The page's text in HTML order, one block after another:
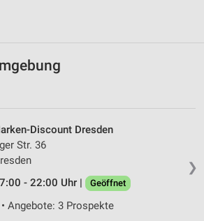
❯
Discount Dresden
Str. 36
- 22:00 Uhr |
Geöffnet
Angebote: 3 Prospekte